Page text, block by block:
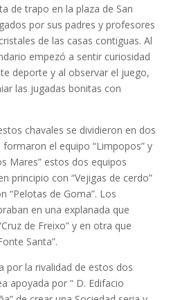
de trapo en la plaza de San
por sus padres y profesores
de las casas contiguas. Al
empezó a sentir curiosidad
deporte y al observar el juego,
las jugadas bonitas con
chavales se dividieron en dos
el equipo “Limpopos” y
Mares” estos dos equipos
principio con “Vejigas de cerdo”
“Pelotas de Goma”. Los
en una explanada que
de Freixo” y en otra que
Santa”.
por la rivalidad de estos dos
apoyada por “ D. Edifacio